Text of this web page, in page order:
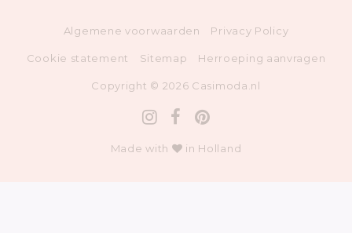
Algemene voorwaarden Privacy Policy
Cookie statement Sitemap Herroeping aanvragen
Copyright © 2026 Casimoda.nl
Made with in Holland